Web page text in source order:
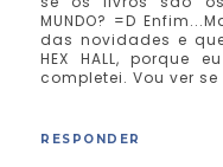
MUNDO? =D
das novidades e
HEX HALL, porque
completei. Vou ver
RESPONDER